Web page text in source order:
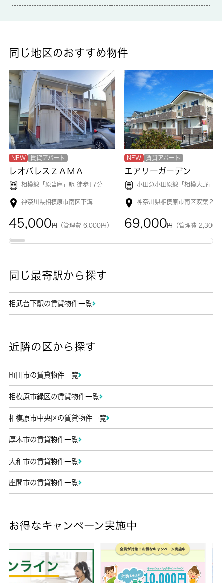
面で不自由のない暮らしができるでしょう。まずは 城南コミュ
同じ地区のおすすめ物件
NEW 賃貸アパート
レオパレスＺＡＭＡ
相模線「 原当麻」駅 徒歩17分
神奈川県相模原市南区下溝
45,000 円 （管理費 6,000円）
NEW 賃貸アパート
エアリーガーデン
小田急小田原線「相模大野 」駅
神奈川県相模原市南区双葉２丁
69,000 円 （管理費 2,300
同じ最寄駅から探す
相武台下駅の賃貸物件一覧
近隣の区から探す
町田市の賃貸物件一覧
相模原市緑区の賃貸物件一覧
相模原市中央区の賃貸物件一覧
厚木市の賃貸物件一覧
大和市の賃貸物件一覧
座間市の賃貸物件一覧
お得なキャンペーン実施中